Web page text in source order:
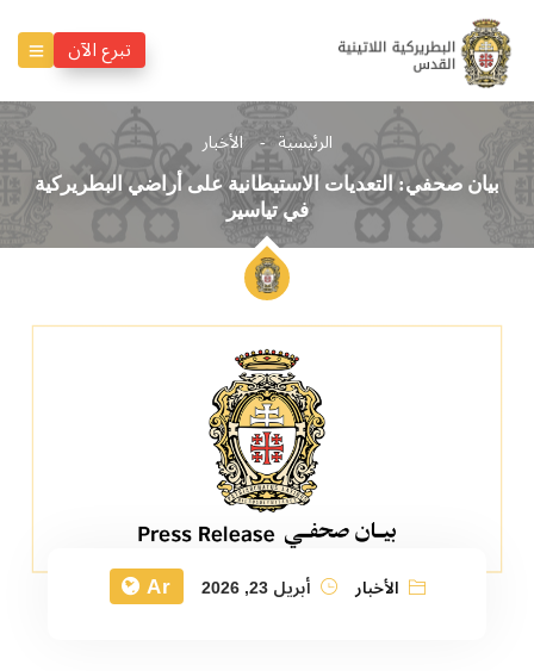
تبرع الآن
الرئيسية الأخبار
بيان صحفي: التعديات الاستيطانية على أراضي البطريركية
في تياسير
الأخبار أبريل 23, 2026 Ar